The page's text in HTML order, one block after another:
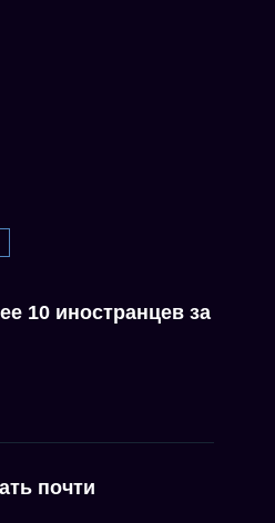
10 иностранцев за
почти